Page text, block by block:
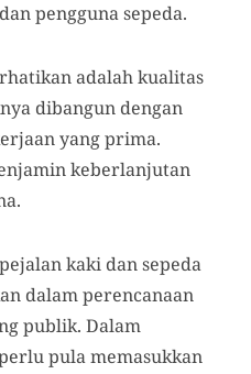
pengguna sepeda.
adalah kualitas
dibangun dengan
yang prima.
keberlanjutan
kaki dan sepeda
dalam perencanaan
publik. Dalam
pula memasukkan